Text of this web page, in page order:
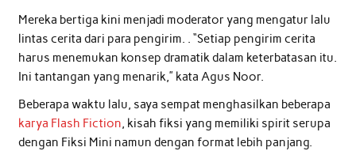
Mereka bertiga kini menjadi moderator yang mengatur lalu
lintas cerita dari para pengirim. . “Setiap pengirim cerita
harus menemukan konsep dramatik dalam keterbatasan itu.
Ini tantangan yang menarik,” kata Agus Noor.
Beberapa waktu lalu, saya sempat menghasilkan beberapa
karya Flash Fiction, kisah fiksi yang memiliki spirit serupa
dengan Fiksi Mini namun dengan format lebih panjang.